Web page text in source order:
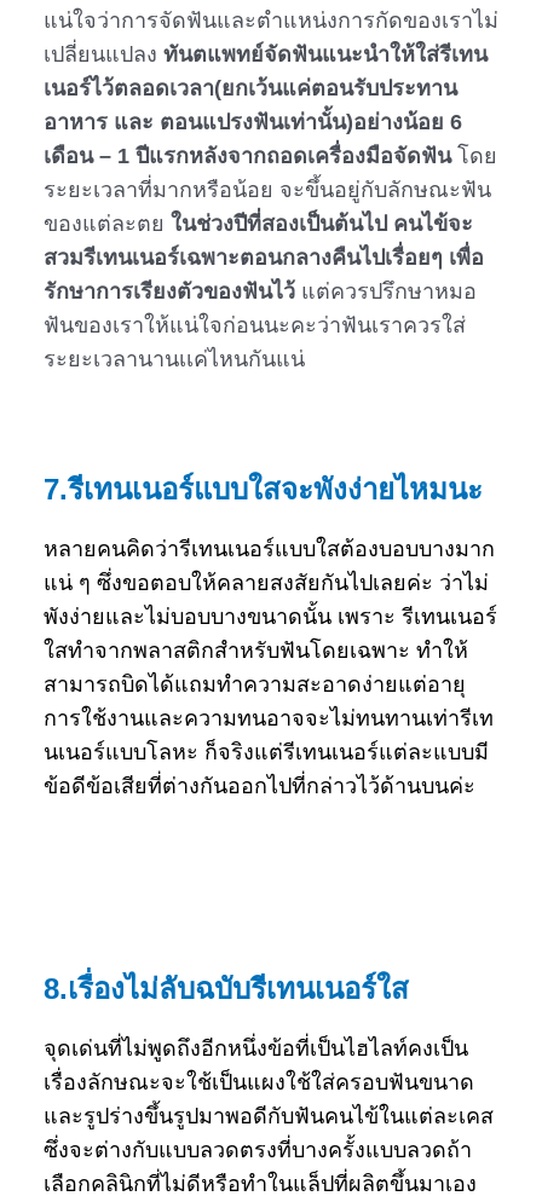
แน่ใจว่าการจัดฟันและตำแหน่งการกัดของเราไม่
เปลี่ยนแปลง ทันตแพทย์จัดฟันแนะนำให้ใส่รีเทน
เนอร์ไว้ตลอดเวลา(ยกเว้นแค่ตอนรับประทาน
อาหาร และ ตอนแปรงฟันเท่านั้น)อย่างน้อย 6
เดือน – 1 ปีแรกหลังจากถอดเครื่องมือจัดฟันโดย
ระยะเวลาที่มากหรือน้อย จะขึ้นอยู่กับลักษณะฟัน
ของแต่ละตย ในช่วงปีที่สองเป็นต้นไป คนไข้จะ
สวมรีเทนเนอร์เฉพาะตอนกลางคืนไปเรื่อยๆ เพื่อ
รักษาการเรียงตัวของฟันไว้ แต่ควรปรึกษาหมอ
ฟันของเราให้แน่ใจก่อนนะคะว่าฟันเราควรใส่
ระยะเวลานานเเค่ไหนกันแน่
7.รีเทนเนอร์แบบใสจะพังง่ายไหมนะ
หลายคนคิดว่ารีเทนเนอร์แบบใสต้องบอบบางมาก
แน่ ๆ ซึ่งขอตอบให้คลายสงสัยกันไปเลยค่ะ ว่าไม่
พังง่ายและไม่บอบบางขนาดนั้น เพราะ รีเทนเนอร์
ใสทำจากพลาสติกสำหรับฟันโดยเฉพาะ ทำให้
สามารถบิดได้แถมทำความสะอาดง่ายแต่อายุ
การใช้งานและความทนอาจจะไม่ทนทานเท่ารีเท
นเนอร์แบบโลหะ ก็จริงแต่รีเทนเนอร์แต่ละแบบมี
ข้อดีข้อเสียที่ต่างกันออกไปที่กล่าวไว้ด้านบนค่ะ
8.เรื่องไม่ลับฉบับรีเทนเนอร์ใส
จุดเด่นที่ไม่พูดถึงอีกหนึ่งข้อที่เป็นไฮไลท์คงเป็น
เรื่อง​​ลักษณะจะใช้เป็นแผงใช้ใส่ครอบฟันขนาด
และรูปร่างขึ้นรูปมาพอดีกับฟันคนไข้ในแต่ละเคส
ซึ่งจะต่างกับแบบลวดตรงที่บางครั้งแบบลวดถ้า
เลือกคลินิกที่ไม่ดีหรือทำในแล็ปที่ผลิตขึ้นมาเอง